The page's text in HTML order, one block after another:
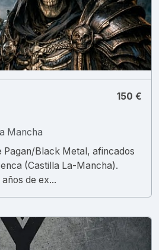
150 €
Mancha
Pagan/Black Metal, afincados
(Castilla La-Mancha).
de ex...